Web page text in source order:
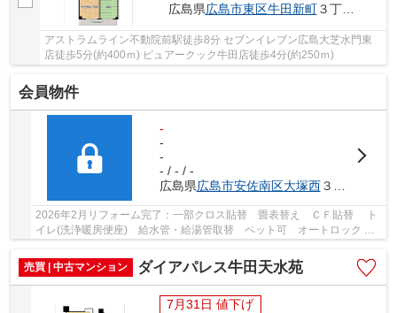
広島県広島市東区牛田新町３丁目19-11
アストラムライン不動院前駅徒歩8分 セブンイレブン広島大芝水門東
店徒歩5分(約400ｍ) ピュアークック牛田店徒歩4分(約250ｍ)
会員物件
-
-
-
- / - / -
広島県広島市安佐南区大塚西３丁目2-3
2026年2月リフォーム完了：一部クロス貼替 畳表替え ＣＦ貼替 ト
イレ(洗浄暖房便座) 給水管・給湯管取替 ペット可 オートロック メ
売買 | 中古マンション
ダイアパレス牛田天水苑
7月31日 値下げ